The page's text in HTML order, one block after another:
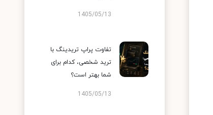
1405/05/13
تفاوت پراپ تریدینگ با
ترید شخصی، کدام برای
شما بهتر است؟
1405/05/13